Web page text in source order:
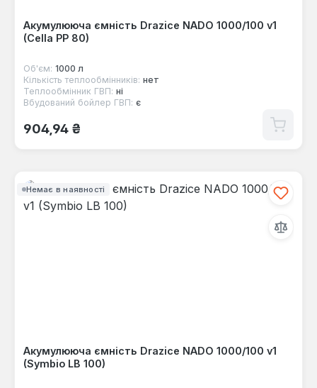
Акумулююча ємність Drazice NADO 1000/100 v1
(Cella PP 80)
Об'єм: 1000 л
Кількість теплообмінників: нет
Теплообмінник ГВП: ні
Вбудований бойлер ГВП: є
Звичайна ціна:
904,94 ₴
Немає в наявності
Акумулююча ємність Drazice NADO 1000/100 v1
(Symbio LB 100)